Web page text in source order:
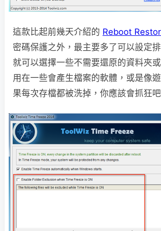
這款比起前幾天介紹的 Reboot
密碼保護之外，最主要多了可以設定
就可以選擇一些不需要還原的資料夾
用在一些會產生檔案的軟體，或是像
果每次存檔都被洗掉，你應該會抓狂吧